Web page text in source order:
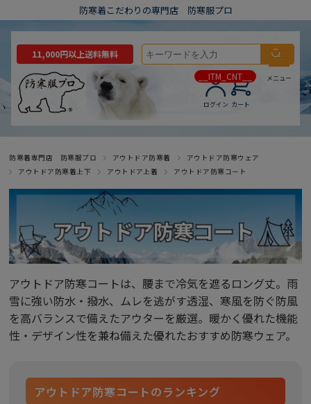
防寒着こだわりの専門店 防寒服プロ
ログイン
__ITM_CNT__
カート
メニュー
11,000円以上送料無料
防寒着専門店 防寒服プロ アウトドア防寒着
アウトドア防寒ウェア
アウトドア防寒着上下
アウトドア上着 アウトドア防寒コート
アウトドア防寒コートは、腰まで冷気を遮るロング丈。雨
雪に強い防水・撥水、ムレを逃がす透湿、寒風を防ぐ防風
を高バランスで備えたアウターを厳選。暖かく優れた機能
性・デザイン性を兼ね備えた優れたおすすめ防寒ウェア。
アウトドア防寒コートのランキング